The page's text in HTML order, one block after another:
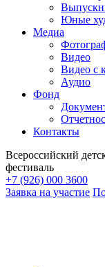
Юные
Медиа
Видео
Видео с
Аудио
Фонд
Контакты
Всероссийский
фестиваль
+7 (926) 000 3600
Заявка на участие